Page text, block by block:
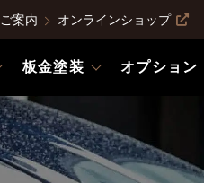
案内 オンラインショップ
板金塗装 オプション